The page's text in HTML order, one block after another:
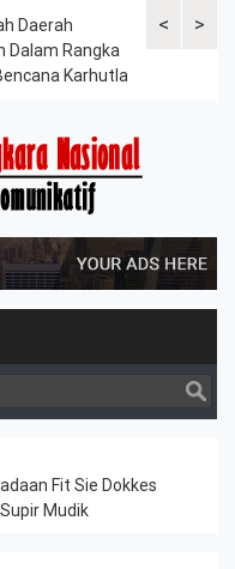
<
Daerah
Dalam Rangka
Karhutla
Jajaran Sat
>
Fit Sie Dokkes
Mudik